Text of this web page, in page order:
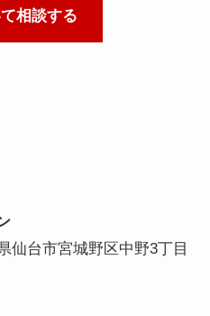
相談する
仙台市宮城野区中野3丁目